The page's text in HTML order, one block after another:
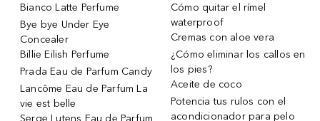
Bianco Latte Perfume
Bye bye Under Eye
Concealer
Billie Eilish Perfume
Prada Eau de Parfum Candy
Lancôme Eau de Parfum La
vie est belle
Serge Lutens Eau de Parfum
Cómo quitar el rímel
waterproof
Cremas con aloe vera
¿Cómo eliminar los callos en
los pies?
Aceite de coco
Potencia tus rulos con el
acondicionador para pelo